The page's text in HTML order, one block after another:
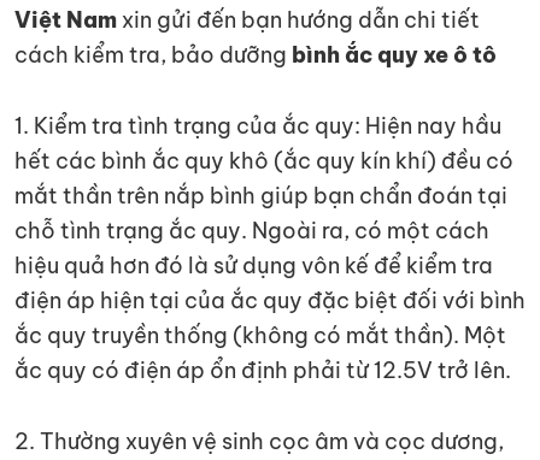
Việt Nam xin gửi đến bạn hướng dẫn chi tiết
cách kiểm tra, bảo dưỡng bình ắc quy xe ô tô
1. Kiểm tra tình trạng của ắc quy: Hiện nay hầu
hết các bình ắc quy khô (ắc quy kín khí) đều có
mắt thần trên nắp bình giúp bạn chẩn đoán tại
chỗ tình trạng ắc quy. Ngoài ra, có một cách
hiệu quả hơn đó là sử dụng vôn kế để kiểm tra
điện áp hiện tại của ắc quy đặc biệt đối với bình
ắc quy truyền thống (không có mắt thần). Một
ắc quy có điện áp ổn định phải từ 12.5V trở lên.
2. Thường xuyên vệ sinh cọc âm và cọc dương,